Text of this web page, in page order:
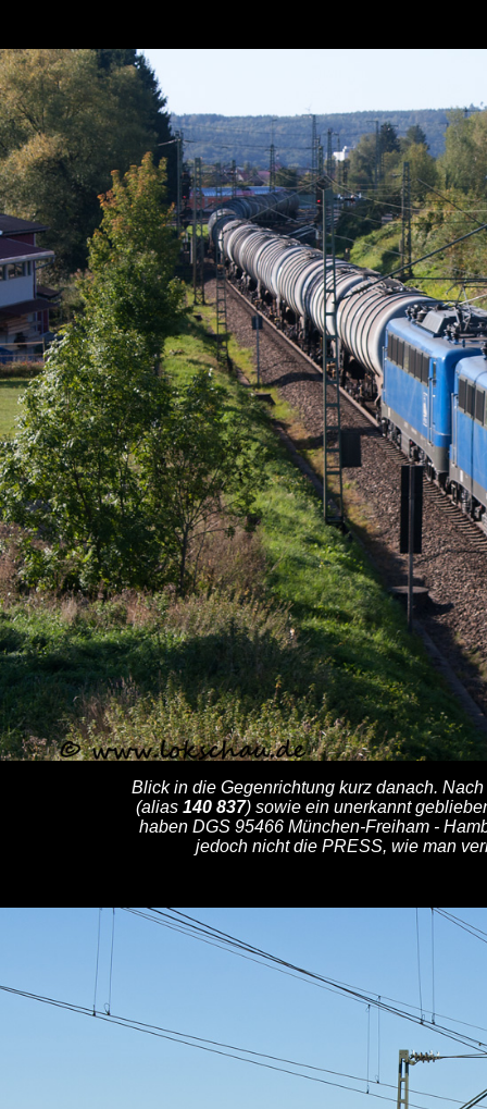
Blick in die Gegenrichtung kurz danach.
(alias 140 837) sowie ein unerkannt
haben DGS 95466 München-Freiham -
jedoch nicht die PRESS, wie man